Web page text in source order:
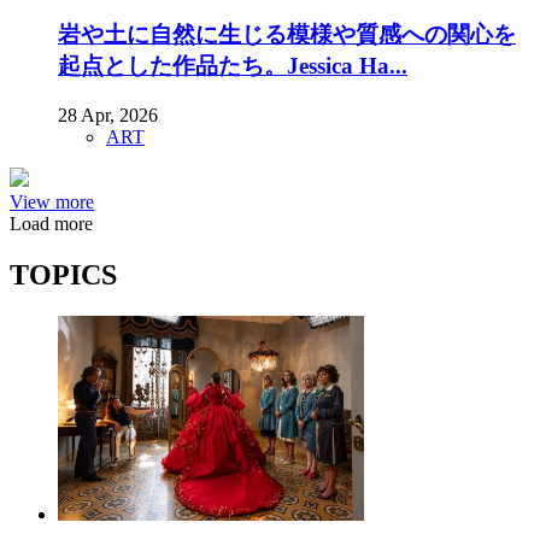
岩や土に自然に生じる模様や質感への関心を
起点とした作品たち。Jessica Ha...
28 Apr, 2026
ART
View more
Load more
TOPICS